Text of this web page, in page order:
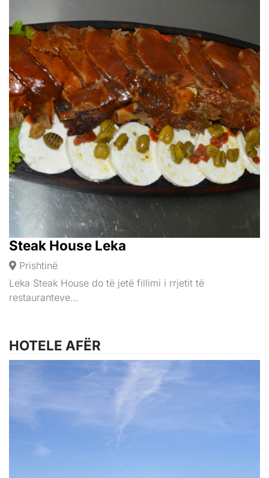
Steak House Leka
Prishtinë
Leka Steak House do të jetë fillimi i rrjetit të
restauranteve…
HOTELE AFËR